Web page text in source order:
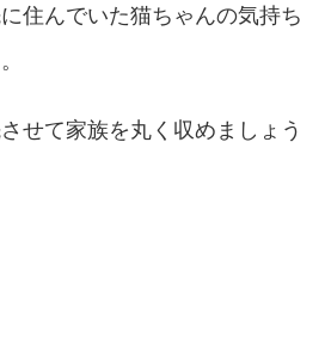
住んでいた猫ちゃんの気持ち
せて家族を丸く収めましょう